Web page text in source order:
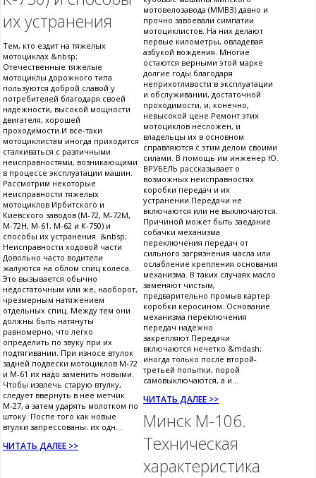
их устранения
Тем, кто ездит на тяжелых
мотоциклах &nbsp;
Отечественные тяжелые
мотоциклы дорожного типа
пользуются доброй славой у
потребителей благодаря своей
надежности, высокой мощности
двигателя, хорошей
проходимости.И все-таки
мотоциклистам иногда приходится
сталкиваться с различными
неисправностями, возникающими
в процессе эксплуатации машин.
Рассмотрим некоторые
неисправности тяжелых
мотоциклов Ирбитского и
Киевского заводов (М-72, М-72М,
М-72Н, М-61, М-62 и К-750) и
способы их устранения. &nbsp;
Неисправности ходовой части
Довольно часто водители
жалуются на облом спиц колеса.
Это вызывается обычно
недостаточным или же, наоборот,
чрезмерным натяжением
отдельных спиц. Между тем они
должны быть натянуты
равномерно, что легко
определить по звуку при их
подтягивании. При износе втулок
задней подвески мотоциклов М-72
и М-61 их надо заменить новыми.
Чтобы извлечь старую втулку,
следует ввернуть в нее метчик
М-27, а затем ударять молотком по
штоку. Поспе того как новые
втулки запрессованы. их одн...
ЧИТАТЬ ДАЛЕЕ >>
мотовелозавода (ММВЗ) давно и
прочно завоевали симпатии
мотоциклистов. На них делают
первые километры, овладевая
азбукой вождения. Многие
остаются верными этой марке
долгие годы благодаря
неприхотливости в эксплуатации
и обслуживании, достаточной
проходимости, и, конечно,
невысокой цене.Ремонт этих
мотоциклов несложен, и
владельцы их в основном
справляются с этим делом своими
силами. В помощь им инженер Ю.
ВРУБЕЛЬ рассказывает о
возможных неисправностях
коробки передач и их
устранении.Передачи не
включаются или не выключаются.
Причиной может быть заедание
собачки механизма
переключения передач от
сильного загрязнения масла или
ослабление крепления основания
механизма. В таких случаях масло
заменяют чистым,
предварительно промыв картер
коробки керосином. Основание
механизма переключения
передач надежно
закрепляют.Передачи
включаются нечетко &mdash;
иногда только после второй-
третьей попытки, порой
самовыключаются, а и...
ЧИТАТЬ ДАЛЕЕ >>
Минск М-106.
Техническая
характеристика